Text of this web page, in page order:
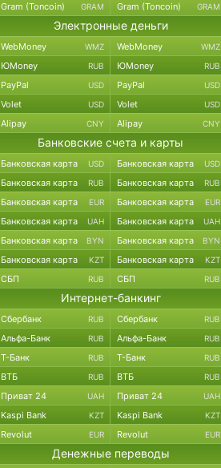
Gram (Toncoin) GRAM Gram (Toncoin) GRAM
Электронные деньги
WebMoney WMZ WebMoney WMZ
ЮMoney RUB ЮMoney RUB
PayPal USD PayPal USD
Volet USD Volet USD
Alipay CNY Alipay CNY
Банковские счета и карты
Банковская карта USD Банковская карта USD
Банковская карта RUB Банковская карта RUB
Банковская карта EUR Банковская карта EUR
Банковская карта UAH Банковская карта UAH
Банковская карта BYN Банковская карта BYN
Банковская карта KZT Банковская карта KZT
СБП RUB СБП RUB
Интернет-банкинг
Сбербанк RUB Сбербанк RUB
Альфа-Банк RUB Альфа-Банк RUB
Т-Банк RUB Т-Банк RUB
ВТБ RUB ВТБ RUB
Приват 24 UAH Приват 24 UAH
Kaspi Bank KZT Kaspi Bank KZT
Revolut EUR Revolut EUR
Денежные переводы